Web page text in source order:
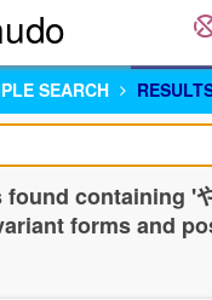
SEARCH
found containing '
forms and